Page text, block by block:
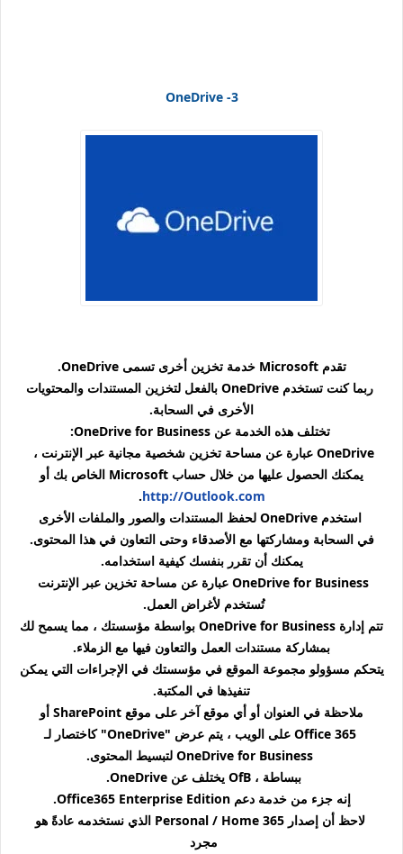
3- OneDrive
تقدم Microsoft خدمة تخزين أخرى تسمى OneDrive.
ربما كنت تستخدم OneDrive بالفعل لتخزين المستندات والمحتويات
الأخرى في السحابة.
تختلف هذه الخدمة عن OneDrive for Business:
OneDrive عبارة عن مساحة تخزين شخصية مجانية عبر الإنترنت ،
يمكنك الحصول عليها من خلال حساب Microsoft الخاص بك أو
http://Outlook.com
.
استخدم OneDrive لحفظ المستندات والصور والملفات الأخرى
في السحابة ومشاركتها مع الأصدقاء وحتى التعاون في هذا المحتوى.
يمكنك أن تقرر بنفسك كيفية استخدامه.
OneDrive for Business عبارة عن مساحة تخزين عبر الإنترنت
تُستخدم لأغراض العمل.
تتم إدارة OneDrive for Business بواسطة مؤسستك ، مما يسمح لك
بمشاركة مستندات العمل والتعاون فيها مع الزملاء.
يتحكم مسؤولو مجموعة الموقع في مؤسستك في الإجراءات التي يمكن
تنفيذها في المكتبة.
ملاحظة في العنوان أو أي موقع آخر على موقع SharePoint أو
Office 365 على الويب ، يتم عرض "OneDrive" كاختصار لـ
ببساطة ، OfB يختلف عن OneDrive.
إنه جزء من خدمة دعم Office365 Enterprise Edition.
لاحظ أن إصدار 365 Personal / Home الذي نستخدمه عادةً هو
مجرد